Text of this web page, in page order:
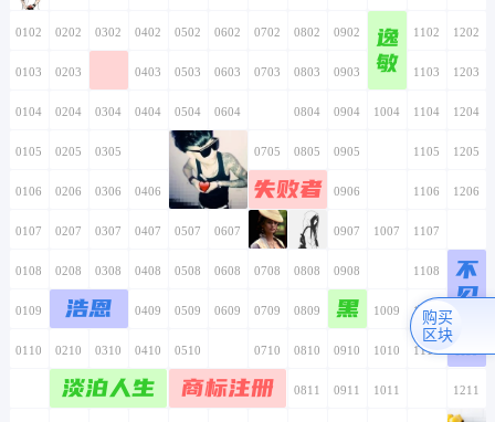
0102 0202 0302 0402 0502 0602 0702 0802 0902 1002
逸
敏
1102 1202
0103 0203 0403 0503 0603 0703 0803 0903 1003 1103 1203
0104 0204 0304 0404 0504 0604 0804 0904 1004 1104 1204
0105 0205 0305 0505 0605 0705 0805 0905 1105 1205
0106 0206 0306 0406 0506 0606 0706
失败者
0806 0906 1106 1206
0107 0207 0307 0407 0507 0607 0707 0807 0907 1007 1107
0108 0208 0308 0408 0508 0608 0708 0808 0908 1108 1208
不
见
散
0109 0209
浩恩
0309 0409 0509 0609 0709 0809 0909
黑 1009 1109
0110 0210 0310 0410 0510 0710 0810 0910 1010 1110
0211
淡泊人生
0311 0411 0511
商标注册
0611 0711 0811 0911 1011 1211
购买
区块